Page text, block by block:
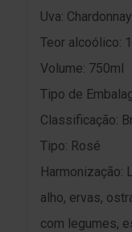
Uva:
Teor alcoólico:
Volume: 750ml
Tipo de
Classificação:
Tipo: Rosé
Harmonização:
alho, ervas,
com legumes,